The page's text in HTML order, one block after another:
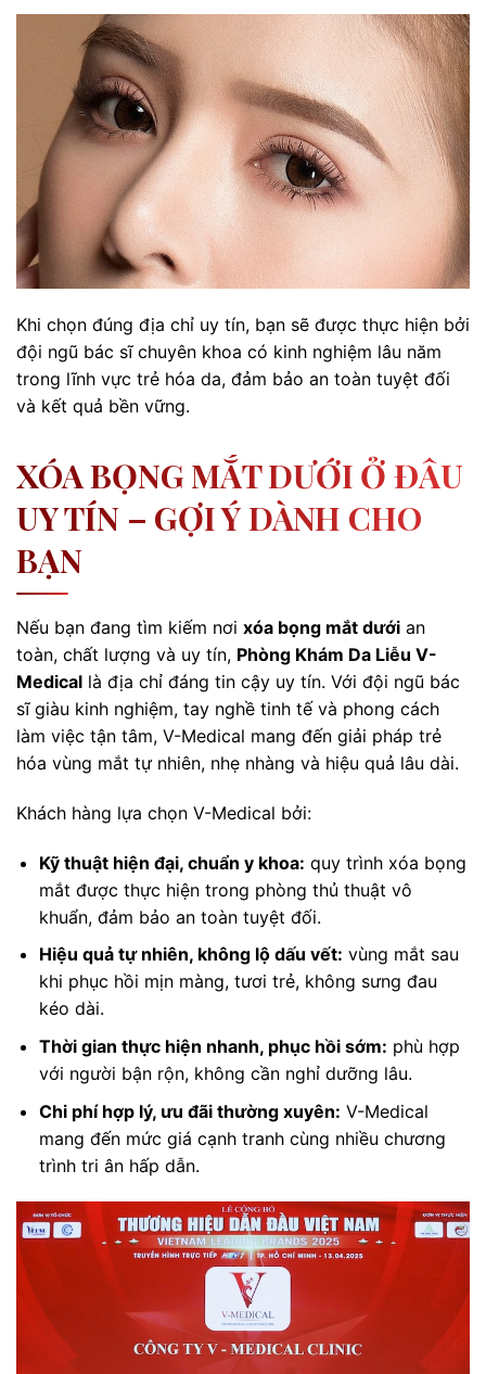
Khi chọn đúng địa chỉ uy tín, bạn sẽ được thực hiện bởi
đội ngũ bác sĩ chuyên khoa có kinh nghiệm lâu năm
trong lĩnh vực trẻ hóa da, đảm bảo an toàn tuyệt đối
và kết quả bền vững.
XÓA BỌNG MẮT DƯỚI Ở ĐÂU
UY TÍN – GỢI Ý DÀNH CHO
BẠN
Nếu bạn đang tìm kiếm nơi xóa bọng mắt dưới an
toàn, chất lượng và uy tín, Phòng Khám Da Liễu V-
Medical là địa chỉ đáng tin cậy uy tín. Với đội ngũ bác
sĩ giàu kinh nghiệm, tay nghề tinh tế và phong cách
làm việc tận tâm, V-Medical mang đến giải pháp trẻ
hóa vùng mắt tự nhiên, nhẹ nhàng và hiệu quả lâu dài.
Khách hàng lựa chọn V-Medical bởi:
Kỹ thuật hiện đại, chuẩn y khoa: quy trình xóa bọng
mắt được thực hiện trong phòng thủ thuật vô
khuẩn, đảm bảo an toàn tuyệt đối.
Hiệu quả tự nhiên, không lộ dấu vết: vùng mắt sau
khi phục hồi mịn màng, tươi trẻ, không sưng đau
kéo dài.
Thời gian thực hiện nhanh, phục hồi sớm: phù hợp
với người bận rộn, không cần nghỉ dưỡng lâu.
Chi phí hợp lý, ưu đãi thường xuyên: V-Medical
mang đến mức giá cạnh tranh cùng nhiều chương
trình tri ân hấp dẫn.